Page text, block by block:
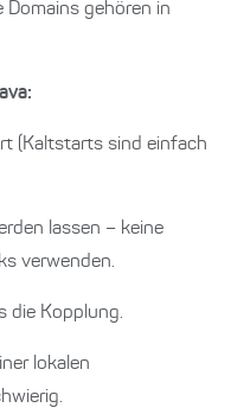
gehören in
(Kaltstarts sind einfach
lassen – keine
verwenden.
die Kopplung.
lokalen